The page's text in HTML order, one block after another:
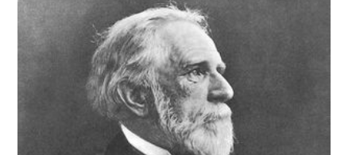
DIE PRÄSIDENTENGALERIE
INFORMATIONEN ZUR PRÄSIDENTENGALERIE